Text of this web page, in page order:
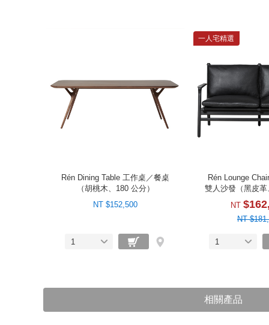
Rén Dining Table 工作桌／餐桌
（胡桃木、180 公分）
NT $152,500
1
一人宅精選
Rén Lounge
雙人沙發（黑皮
腳）
NT
NT
1
相關產品